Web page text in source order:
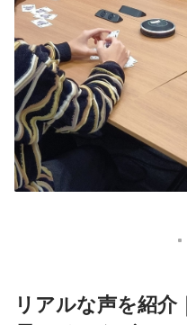
リアルな声を紹